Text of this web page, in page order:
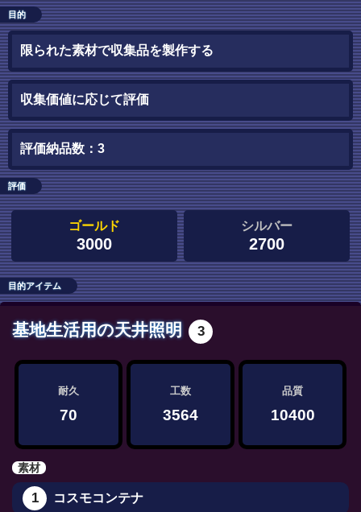
目的
限られた素材で収集品を製作する
収集価値に応じて評価
評価納品数：3
評価
ゴールド
3000
シルバー
2700
目的アイテム
基地生活用の天井照明 3
耐久
70
工数
3564
品質
10400
素材
1 コスモコンテナ